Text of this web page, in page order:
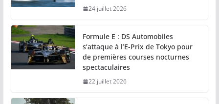
24 juillet 2026
Formule E : DS Automobiles
s’attaque à l’E-Prix de Tokyo pour
de premières courses nocturnes
spectaculaires
22 juillet 2026